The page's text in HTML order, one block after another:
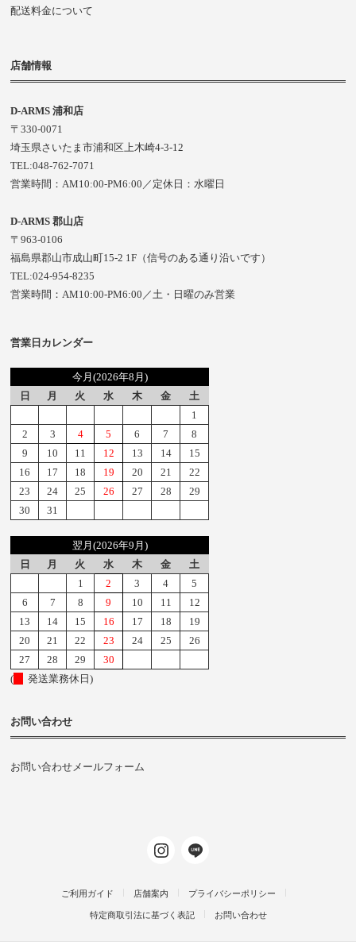
配送料金について
店舗情報
D-ARMS 浦和店
〒330-0071
埼玉県さいたま市浦和区上木崎4-3-12
TEL:048-762-7071
営業時間：AM10:00-PM6:00／定休日：水曜日
D-ARMS 郡山店
〒963-0106
福島県郡山市成山町15-2 1F（信号のある通り沿いです）
TEL:024-954-8235
営業時間：AM10:00-PM6:00／土・日曜のみ営業
営業日カレンダー
今月(2026年8月)
日
月 火 水 木 金
土
1
2
3 4 5 6 7
8
9
10 11 12 13 14
15
16
17 18 19 20 21
22
23
24 25 26 27 28
29
30
31
翌月(2026年9月)
日
月 火 水 木 金
土
1
2 3 4
5
6
7 8 9 10 11
12
13
14 15 16 17 18
19
20
21 22 23 24 25
26
27
28 29
30
(
発送業務休日)
お問い合わせ
お問い合わせメールフォーム
ご利用ガイド 店舗案内 プライバシーポリシー
特定商取引法に基づく表記 お問い合わせ